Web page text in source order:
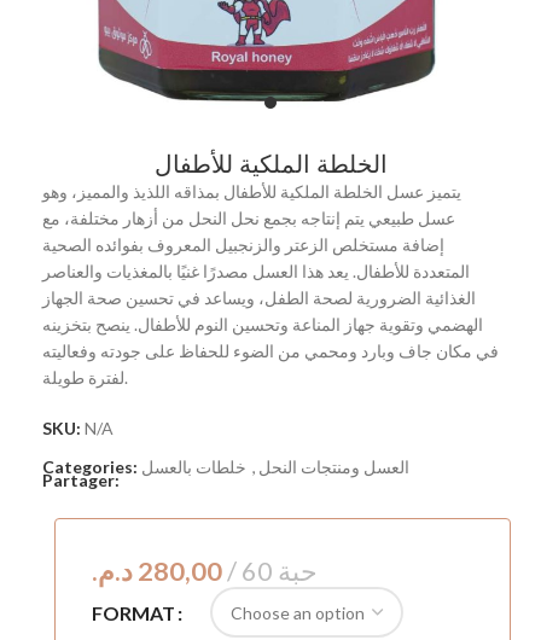
الخلطة الملكية للأطفال
يتميز عسل الخلطة الملكية للأطفال بمذاقه اللذيذ والمميز، وهو
عسل طبيعي يتم إنتاجه بجمع نحل النحل من أزهار مختلفة، مع
إضافة مستخلص الزعتر والزنجبيل المعروف بفوائده الصحية
المتعددة للأطفال. يعد هذا العسل مصدرًا غنيًا بالمغذيات والعناصر
الغذائية الضرورية لصحة الطفل، ويساعد في تحسين صحة الجهاز
الهضمي وتقوية جهاز المناعة وتحسين النوم للأطفال. ينصح بتخزينه
في مكان جاف وبارد ومحمي من الضوء للحفاظ على جودته وفعاليته
لفترة طويلة.
SKU: N/A
Categories:
العسل ومنتجات النحل , خلطات بالعسل
Partager:
د.م.
FORMAT